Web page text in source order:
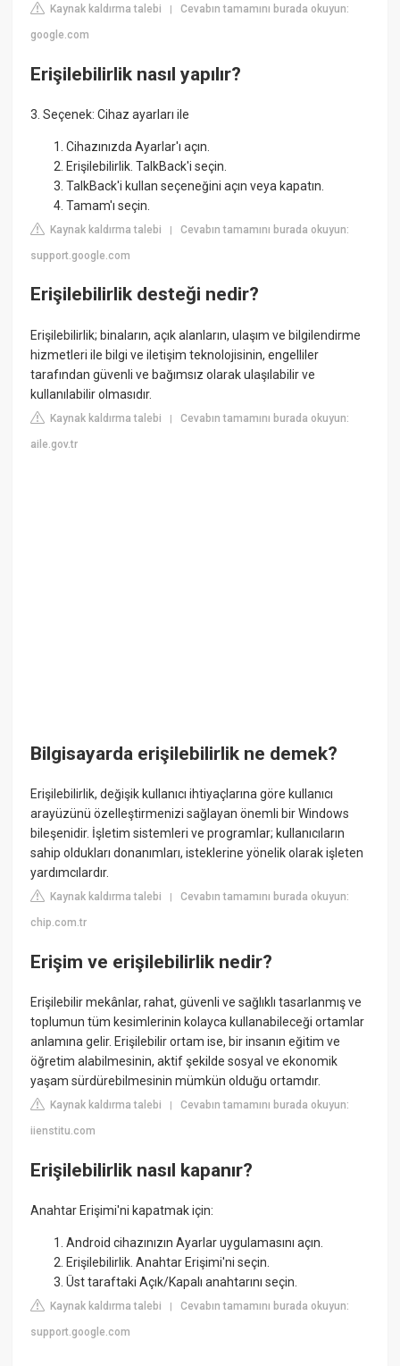
Kaynak kaldırma talebi |Cevabın tamamını burada okuyun:
google.com
Erişilebilirlik nasıl yapılır?
3. Seçenek: Cihaz ayarları ile
Cihazınızda Ayarlar'ı açın.
Erişilebilirlik. TalkBack'i seçin.
TalkBack'i kullan seçeneğini açın veya kapatın.
Tamam'ı seçin.
Kaynak kaldırma talebi |Cevabın tamamını burada okuyun:
support.google.com
Erişilebilirlik desteği nedir?
Erişilebilirlik; binaların, açık alanların, ulaşım ve bilgilendirme
hizmetleri ile bilgi ve iletişim teknolojisinin, engelliler
tarafından güvenli ve bağımsız olarak ulaşılabilir ve
kullanılabilir olmasıdır.
Kaynak kaldırma talebi |Cevabın tamamını burada okuyun:
aile.gov.tr
Bilgisayarda erişilebilirlik ne demek?
Erişilebilirlik, değişik kullanıcı ihtiyaçlarına göre kullanıcı
arayüzünü özelleştirmenizi sağlayan önemli bir Windows
bileşenidir. İşletim sistemleri ve programlar; kullanıcıların
sahip oldukları donanımları, isteklerine yönelik olarak işleten
yardımcılardır.
Kaynak kaldırma talebi |Cevabın tamamını burada okuyun:
chip.com.tr
Erişim ve erişilebilirlik nedir?
Erişilebilir mekânlar, rahat, güvenli ve sağlıklı tasarlanmış ve
toplumun tüm kesimlerinin kolayca kullanabileceği ortamlar
anlamına gelir. Erişilebilir ortam ise, bir insanın eğitim ve
öğretim alabilmesinin, aktif şekilde sosyal ve ekonomik
yaşam sürdürebilmesinin mümkün olduğu ortamdır.
Kaynak kaldırma talebi |Cevabın tamamını burada okuyun:
iienstitu.com
Erişilebilirlik nasıl kapanır?
Anahtar Erişimi'ni kapatmak için:
Android cihazınızın Ayarlar uygulamasını açın.
Erişilebilirlik. Anahtar Erişimi'ni seçin.
Üst taraftaki Açık/Kapalı anahtarını seçin.
Kaynak kaldırma talebi |Cevabın tamamını burada okuyun:
support.google.com